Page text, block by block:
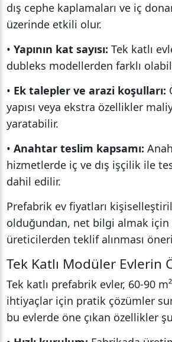
dış cephe kaplamaları ve iç
üzerinde etkili olur.
• Yapının kat sayısı: Tek katlı
dubleks modellerden farklı
• Ek talepler ve arazi koşulları:
yapısı veya ekstra özellikler
yaratabilir.
• Anahtar teslim kapsamı:
hizmetlerde iç ve dış işçilik ile
dahil edilir.
Prefabrik ev fiyatları
olduğundan, net bilgi almak için
üreticilerden teklif alınması
Tek Katlı Modüler Evlerin
Tek katlı prefabrik evler, 60-90
ihtiyaçlar için pratik çözümler
bu evlerde öne çıkan özellikler